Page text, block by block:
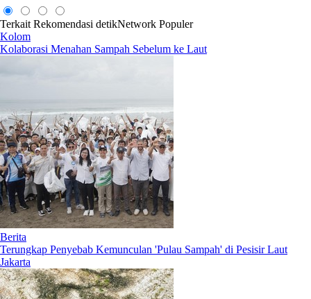
Terkait Rekomendasi detikNetwork Populer
Kolom
Kolaborasi Menahan Sampah Sebelum ke Laut
Berita
⁠Terungkap Penyebab Kemunculan 'Pulau Sampah' di Pesisir Laut
Jakarta